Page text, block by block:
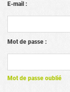
E-mail :
Mot de passe :
Mot de passe oublié